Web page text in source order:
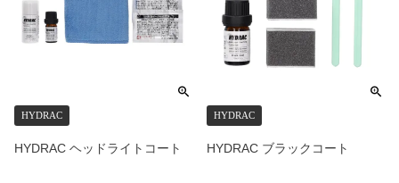
HYDRAC
HYDRAC ヘッドライトコート
HYDRAC
HYDRAC ブラックコート